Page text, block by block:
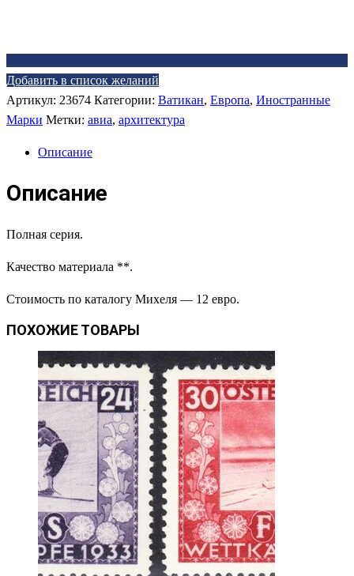
Добавить в список желаний
Артикул: 23674 Категории: Ватикан, Европа, Иностранные
Марки Метки: авиа, архитектура
Описание
Описание
Полная серия.
Качество материала **.
Стоимость по каталогу Михеля — 12 евро.
ПОХОЖИЕ ТОВАРЫ